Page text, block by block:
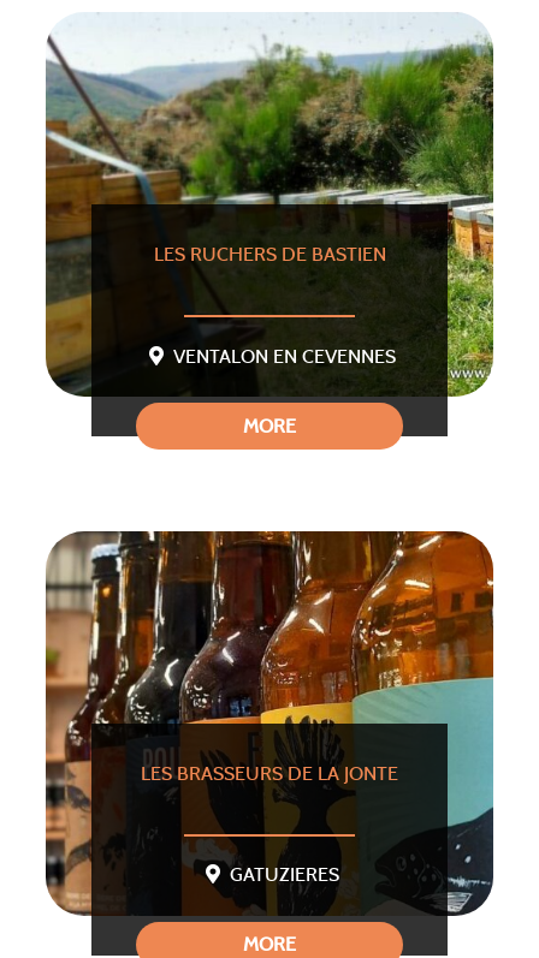
LES RUCHERS DE BASTIEN
VENTALON EN CEVENNES
MORE
LES BRASSEURS DE LA JONTE
GATUZIERES
MORE